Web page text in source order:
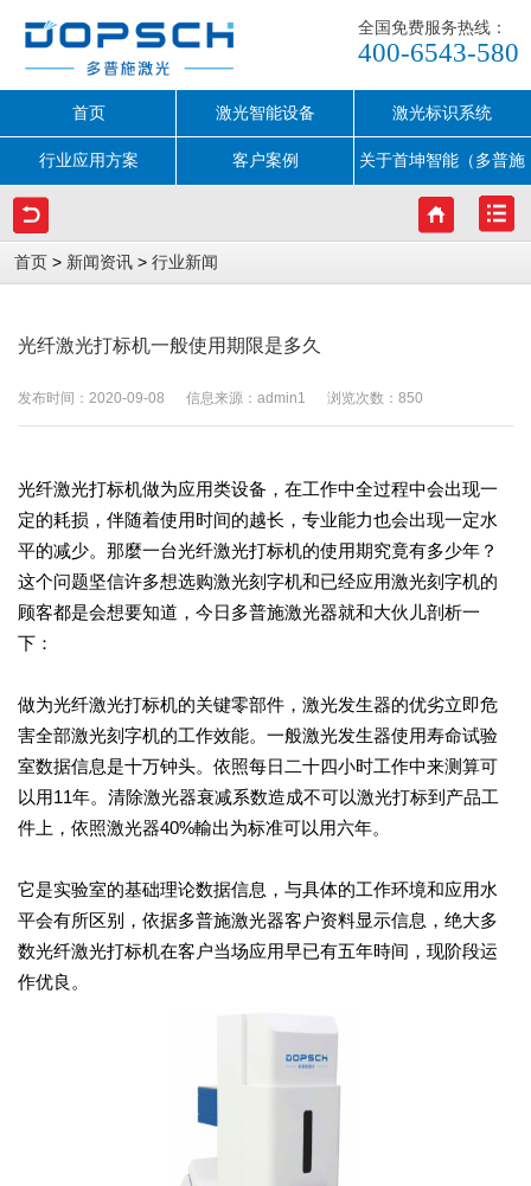
全国免费服务热线：
400-6543-580
首页 激光智能设备 激光标识系统
行业应用方案 客户案例 关于首坤智能（多普施
激光）
首页 > 新闻资讯 > 行业新闻
光纤激光打标机一般使用期限是多久
发布时间：2020-09-08 信息来源：admin1 浏览次数： 850
光纤激光打标机做为应用类设备，在工作中全过程中会出现一
定的耗损，伴随着使用时间的越长，专业能力也会出现一定水
平的减少。那麼一台光纤激光打标机的使用期究竟有多少年？
这个问题坚信许多想选购激光刻字机和已经应用激光刻字机的
顾客都是会想要知道，今日多普施激光器就和大伙儿剖析一
下：
做为光纤激光打标机的关键零部件，激光发生器的优劣立即危
害全部激光刻字机的工作效能。一般激光发生器使用寿命试验
室数据信息是十万钟头。依照每日二十四小时工作中来测算可
以用11年。清除激光器衰减系数造成不可以激光打标到产品工
件上，依照激光器40%輸出为标准可以用六年。
它是实验室的基础理论数据信息，与具体的工作环境和应用水
平会有所区别，依据多普施激光器客户资料显示信息，绝大多
数光纤激光打标机在客户当场应用早已有五年時间，现阶段运
作优良。